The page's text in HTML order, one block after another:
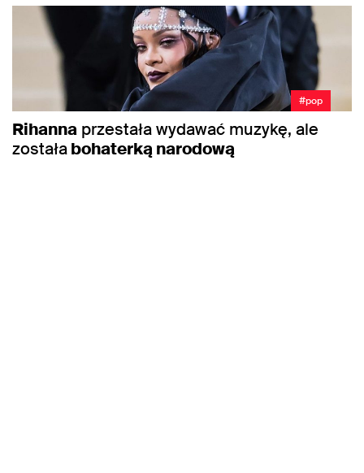
#pop
Rihanna przestała wydawać muzykę, ale
zostałabohaterką narodową